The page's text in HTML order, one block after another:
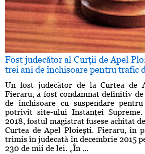
Fost judecător al Curţii de Apel
trei ani de închisoare pentru trafic
Un fost judecător de la Curtea de
Fieraru, a fost condamnat definitiv
de închisoare cu suspendare
potrivit site-ului Instanţei
2018, fostul magistrat fusese achitat
Curtea de Apel Ploieşti. Fieraru, în
trimis în judecată în decembrie 2015
230 de mii de lei. „În ...